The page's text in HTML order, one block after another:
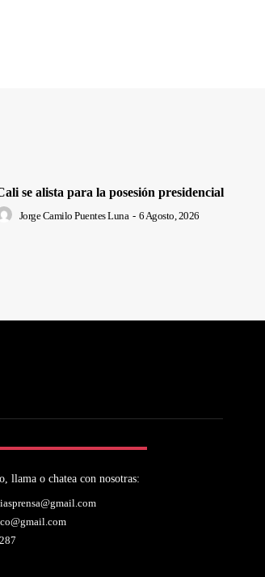
se alista para la posesión presidencial
Jorge Camilo Puentes Luna - 6 Agosto, 2026
llama o chatea con nosotras: